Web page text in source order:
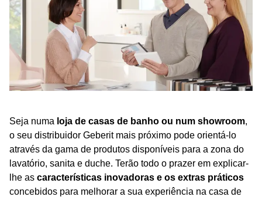
Seja numa loja de casas de banho ou num showroom,
o seu distribuidor Geberit mais próximo pode orientá-lo
através da gama de produtos disponíveis para a zona do
lavatório, sanita e duche. Terão todo o prazer em explicar-
lhe as características inovadoras e os extras práticos
concebidos para melhorar a sua experiência na casa de